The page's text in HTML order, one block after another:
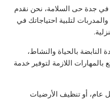
جدة حى السلامة، نحن نقدم
لتلبية احتياجاتك في
النابضة بالحياة والنشاط،
بالمهارات اللازمة لتوفير خدمة
عام، أو تنظيف الأرضيات